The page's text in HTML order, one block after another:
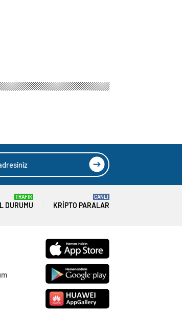
DURUMU
TRAFİK
KRIPTO PARALAR
CANLI